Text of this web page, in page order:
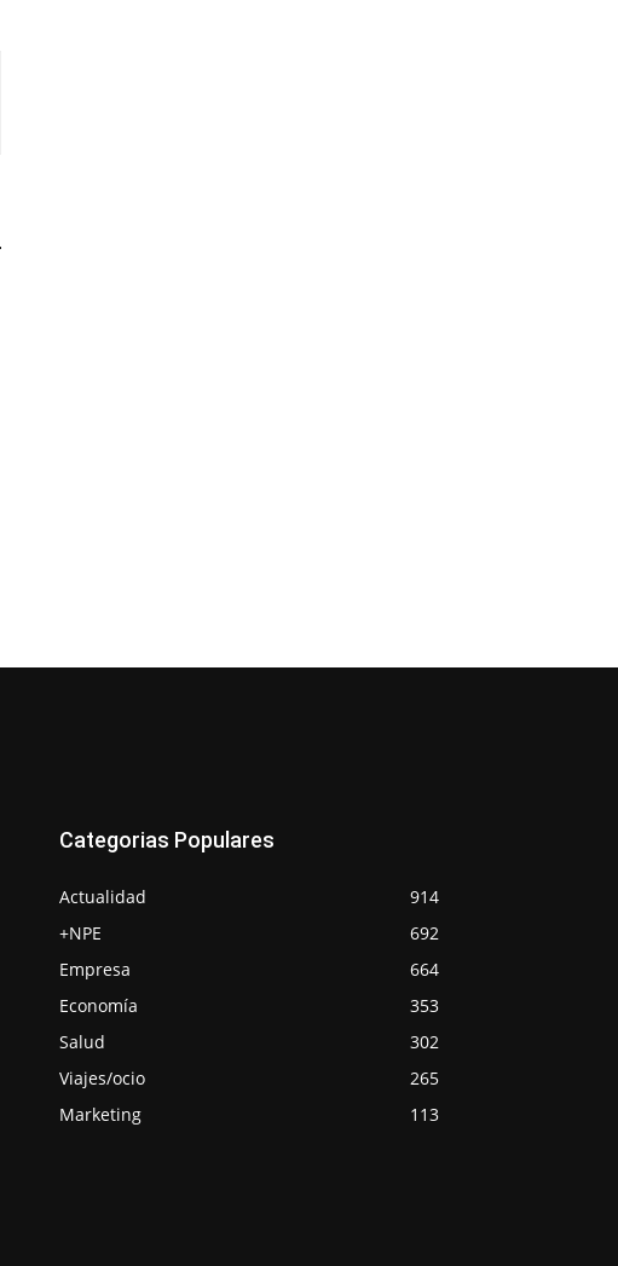
Categorias Populares
Actualidad
914
+NPE
692
Empresa
664
Economía
353
Salud
302
Viajes/ocio
265
Marketing
113